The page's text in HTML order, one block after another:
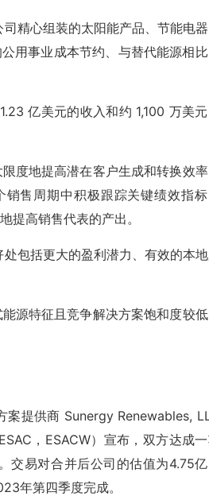
精心组装的太阳能产品、节能电
用事业成本节约、与替代能源相
亿美元的收入和约 1,100 万美
度地提高潜在客户生成和转换效
售周期中积极跟踪关键绩效指
提高销售代表的产出。
包括更大的盈利潜力、有效的本
源特征且竞争解决方案饱和度较
案提供商 Sunergy Renewables,
，ESACW）宣布，双方达成
交易对合并后公司的估值为4.75
年第四季度完成。